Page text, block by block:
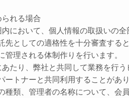
れる場合
において、個人情報の取扱いの
としての適格性を十分審査する
理される体制作りを行います。
たり、弊社と共同して業務を行
トナーと共同利用することがあ
種類、管理者の名称について、会